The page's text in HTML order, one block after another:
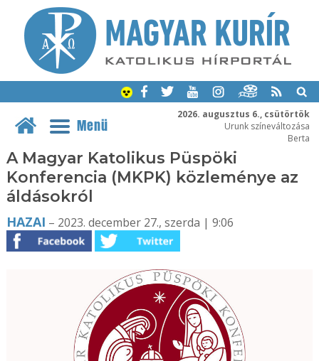
2026. augusztus 6., csütörtök
Urunk színeváltozása
Berta
Menü
A Magyar Katolikus Püspöki
Konferencia (MKPK) közleménye az
áldásokról
HAZAI – 2023. december 27., szerda | 9:06